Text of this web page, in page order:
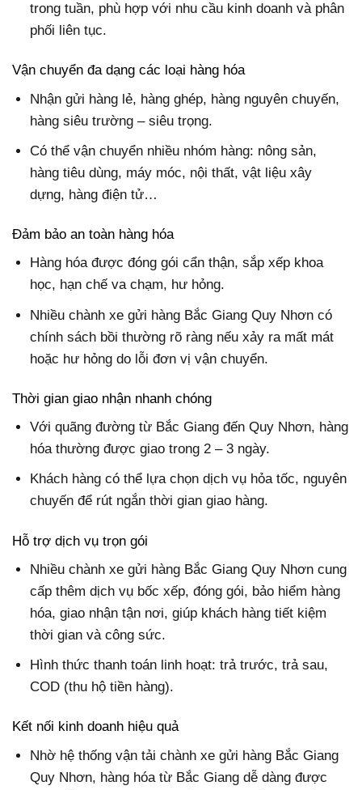
trong tuần, phù hợp với nhu cầu kinh doanh và phân
phối liên tục.
Vận chuyển đa dạng các loại hàng hóa
Nhận gửi hàng lẻ, hàng ghép, hàng nguyên chuyến,
hàng siêu trường – siêu trọng.
Có thể vận chuyển nhiều nhóm hàng: nông sản,
hàng tiêu dùng, máy móc, nội thất, vật liệu xây
dựng, hàng điện tử…
Đảm bảo an toàn hàng hóa
Hàng hóa được đóng gói cẩn thận, sắp xếp khoa
học, hạn chế va chạm, hư hỏng.
Nhiều chành xe gửi hàng Bắc Giang Quy Nhơn có
chính sách bồi thường rõ ràng nếu xảy ra mất mát
hoặc hư hỏng do lỗi đơn vị vận chuyển.
Thời gian giao nhận nhanh chóng
Với quãng đường từ Bắc Giang đến Quy Nhơn, hàng
hóa thường được giao trong 2 – 3 ngày.
Khách hàng có thể lựa chọn dịch vụ hỏa tốc, nguyên
chuyến để rút ngắn thời gian giao hàng.
Hỗ trợ dịch vụ trọn gói
Nhiều chành xe gửi hàng Bắc Giang Quy Nhơn cung
cấp thêm dịch vụ bốc xếp, đóng gói, bảo hiểm hàng
hóa, giao nhận tận nơi, giúp khách hàng tiết kiệm
thời gian và công sức.
Hình thức thanh toán linh hoạt: trả trước, trả sau,
COD (thu hộ tiền hàng).
Kết nối kinh doanh hiệu quả
Nhờ hệ thống vận tải chành xe gửi hàng Bắc Giang
Quy Nhơn, hàng hóa từ Bắc Giang dễ dàng được